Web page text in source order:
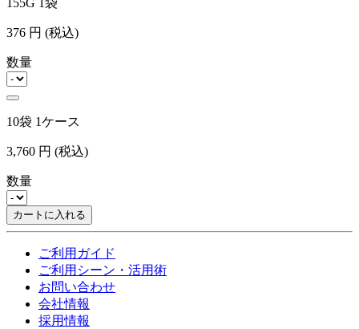
155G 1袋
376 円 (税込)
数量
10袋 1ケース
3,760 円 (税込)
数量
カートに入れる
ご利用ガイド
ご利用シーン・活用術
お問い合わせ
会社情報
採用情報